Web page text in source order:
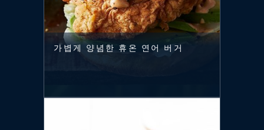
가볍게 양념한 휴온 연어 버거